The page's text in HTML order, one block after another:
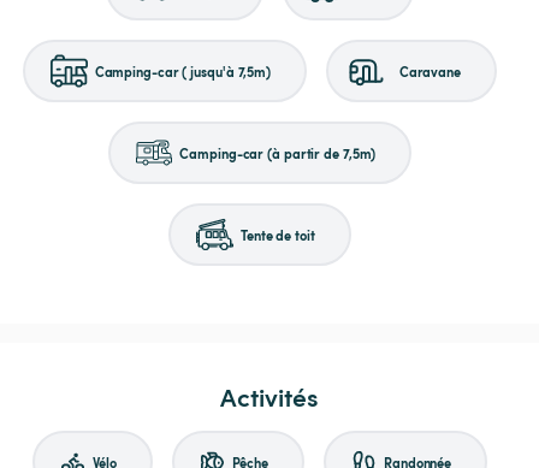
Camping-car (jusqu'à 7,5m) Caravane
Camping-car (à partir de 7,5m)
Tente de toit
Activités
Vélo Pêche Randonnée